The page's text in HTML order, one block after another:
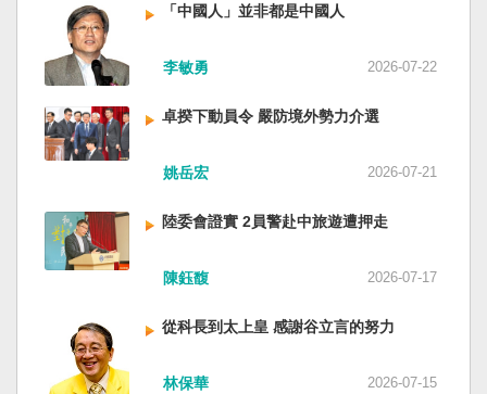
「中國人」並非都是中國人
李敏勇 2026-07-22
卓揆下動員令 嚴防境外勢力介選
姚岳宏 2026-07-21
陸委會證實 2員警赴中旅遊遭押走
陳鈺馥 2026-07-17
從科長到太上皇 感謝谷立言的努力
林保華 2026-07-15